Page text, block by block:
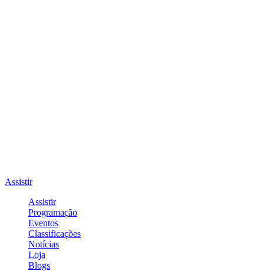
Assistir
Assistir
Programação
Eventos
Classificações
Notícias
Loja
Blogs